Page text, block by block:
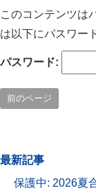
このコンテンツは
は以下にパスワー
パスワード:
前のページ
最新記事
保護中: 2026夏